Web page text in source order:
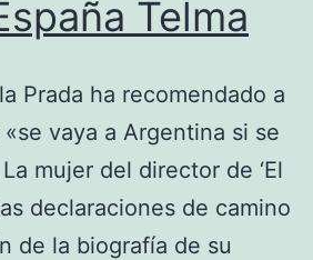
Telma
Prada ha recomendado a
vaya a Argentina si se
mujer del director de ‘El
declaraciones de camino
de la biografía de su